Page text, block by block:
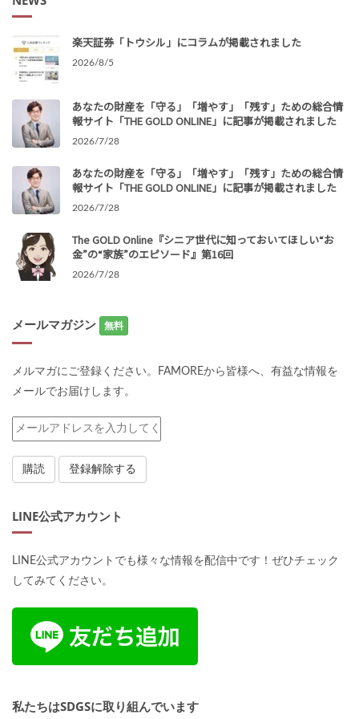
楽天証券「トウシル」にコラムが掲載されました
2026/8/5
あなたの財産を「守る」「増やす」「残す」ための総合情
報サイト「THE GOLD ONLINE」に記事が掲載されました
2026/7/28
あなたの財産を「守る」「増やす」「残す」ための総合情
報サイト「THE GOLD ONLINE」に記事が掲載されました
2026/7/28
The GOLD Online『シニア世代に知っておいてほしい“お
金”の“家族”のエピソード』第16回
2026/7/28
メールマガジン 無料
メルマガにご登録ください。FAMOREから皆様へ、有益な情報を
メールでお届けします。
LINE公式アカウント
LINE公式アカウントでも様々な情報を配信中です！ぜひチェック
してみてください。
私たちはSDGSに取り組んでいます